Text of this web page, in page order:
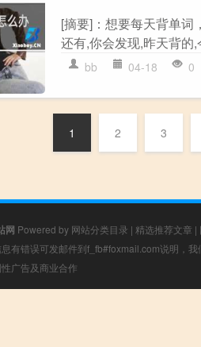
[摘要]：想要每天背单词
还有,你会发现,昨天背的
bb 04-18 0
1 2 3
网 Powered by 网站分类目录 | 精选推荐文章 |
有错误可发邮件到f_fb#foxmail.com说明，
广告及商业合作